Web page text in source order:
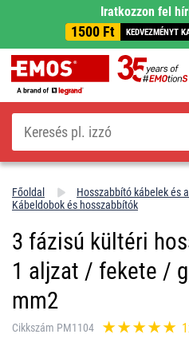
Iratkozzon fel
1500 Ft KEDVEZMÉNYT
Keresés
Főoldal
Hosszabbító kábelek és
Kábeldobok és hosszabbítók
3 fázisú kültéri
1 aljzat / fekete /
mm2
Cikkszám PM1104